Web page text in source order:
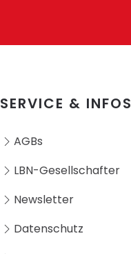
SERVICE & INFOS
AGBs
LBN-Gesellschafter
Newsletter
Datenschutz